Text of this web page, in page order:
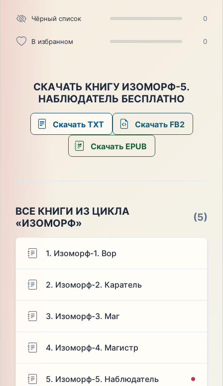
Чёрный список 0
В избранном 0
СКАЧАТЬ КНИГУ ИЗОМОРФ-5.
НАБЛЮДАТЕЛЬ БЕСПЛАТНО
Скачать TXT Скачать FB2
Скачать EPUB
ВСЕ КНИГИ ИЗ ЦИКЛА
«ИЗОМОРФ»
(5)
1. Изоморф-1. Вор
2. Изоморф-2. Каратель
3. Изоморф-3. Маг
4. Изоморф-4. Магистр
5. Изоморф-5. Наблюдатель